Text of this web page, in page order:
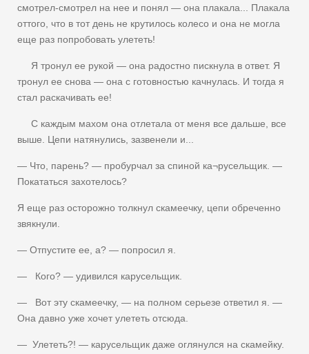
смотрел-смотрел на нее и понял — она плакала... Плакала
оттого, что в тот день не крутилось колесо и она не могла
еще раз попробовать улететь!
Я тронул ее рукой — она радостно пискнула в ответ. Я
тронул ее снова — она с готовностью качнулась. И тогда я
стал раскачивать ее!
С каждым махом она отлетала от меня все дальше, все
выше. Цепи натянулись, зазвенели и...
— Что, парень? — пробурчал за спиной ка¬русельщик. —
Покататься захотелось?
Я еще раз осторожно толкнул скамеечку, цепи обреченно
звякнули.
— Отпустите ее, а? — попросил я.
— Кого? — удивился карусельщик.
— Вот эту скамеечку, — на полном серьезе ответил я. —
Она давно уже хочет улететь отсюда.
— Улететь?! — карусельщик даже оглянулся на скамейку.